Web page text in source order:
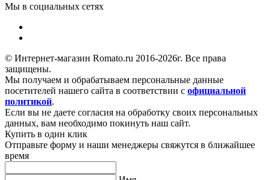
Мы в социальных сетях
© Интернет-магазин Romato.ru 2016-2026г. Все права
защищены.
Мы получаем и обрабатываем персональные данные
посетителей нашего сайта в соответствии с официальной
политикой.
Если вы не даете согласия на обработку своих персональных
данных, вам необходимо покинуть наш сайт.
Купить в один клик
Отправьте форму и наши менеджеры свяжутся в ближайшее
время